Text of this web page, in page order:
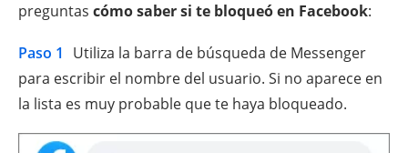
preguntas cómo saber si te bloqueó en Facebook:
Paso 1 Utiliza la barra de búsqueda de Messenger
para escribir el nombre del usuario. Si no aparece en
la lista es muy probable que te haya bloqueado.